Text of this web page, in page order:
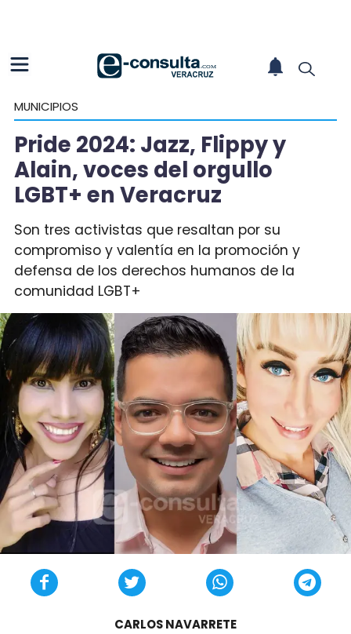
MUNICIPIOS
Pride 2024: Jazz, Flippy y
Alain, voces del orgullo
LGBT+ en Veracruz
Son tres activistas que resaltan por su
compromiso y valentía en la promoción y
defensa de los derechos humanos de la
comunidad LGBT+
CARLOS NAVARRETE